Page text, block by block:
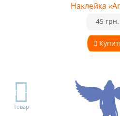
Наклейка
45 грн.
TOP
Товар